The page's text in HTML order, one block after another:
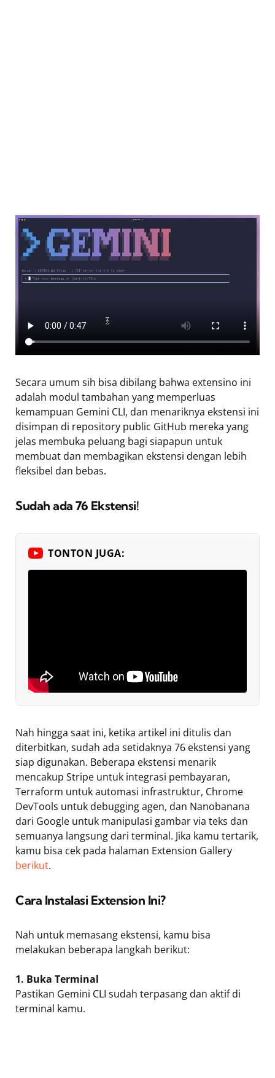
Secara umum sih bisa dibilang bahwa extensino ini
adalah modul tambahan yang memperluas
kemampuan Gemini CLI, dan menariknya ekstensi ini
disimpan di repository public GitHub mereka yang
jelas membuka peluang bagi siapapun untuk
membuat dan membagikan ekstensi dengan lebih
fleksibel dan bebas.
Sudah ada 76 Ekstensi!
TONTON JUGA:
Nah hingga saat ini, ketika artikel ini ditulis dan
diterbitkan, sudah ada setidaknya 76 ekstensi yang
siap digunakan. Beberapa ekstensi menarik
mencakup Stripe untuk integrasi pembayaran,
Terraform untuk automasi infrastruktur, Chrome
DevTools untuk debugging agen, dan Nanobanana
dari Google untuk manipulasi gambar via teks dan
semuanya langsung dari terminal. Jika kamu tertarik,
kamu bisa cek pada halaman Extension Gallery
berikut.
Cara Instalasi Extension Ini?
Nah untuk memasang ekstensi, kamu bisa
melakukan beberapa langkah berikut:
1. Buka Terminal
Pastikan Gemini CLI sudah terpasang dan aktif di
terminal kamu.